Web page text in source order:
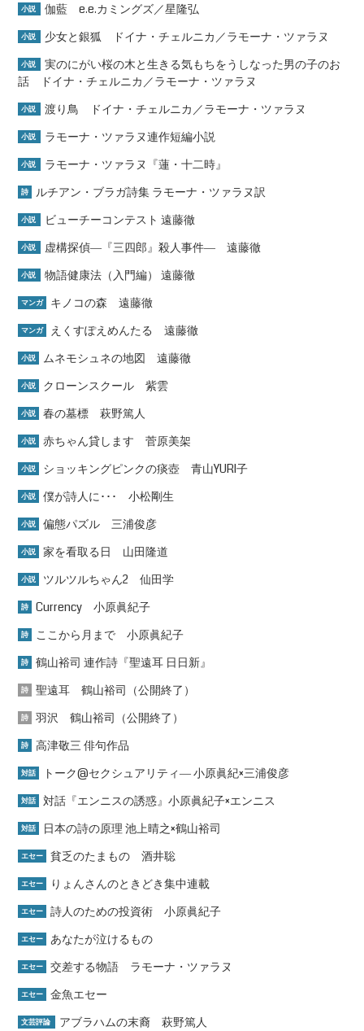
小説 伽藍 e.e.カミングズ／星隆弘
小説 少女と銀狐 ドイナ・チェルニカ／ラモーナ・ツァラヌ
小説
実のにがい桜の木と生きる気もちをうしなった男の子のお
話 ドイナ・チェルニカ／ラモーナ・ツァラヌ
小説 渡り鳥 ドイナ・チェルニカ／ラモーナ・ツァラヌ
小説 ラモーナ・ツァラヌ連作短編小説
小説 ラモーナ・ツァラヌ『蓮・十二時』
詩 ルチアン・ブラガ詩集 ラモーナ・ツァラヌ訳
小説 ビューチーコンテスト 遠藤徹
小説 虚構探偵―『三四郎』殺人事件― 遠藤徹
小説 物語健康法（入門編） 遠藤徹
マンガ キノコの森 遠藤徹
マンガ えくすぽえめんたる 遠藤徹
小説 ムネモシュネの地図 遠藤徹
小説 クローンスクール 紫雲
小説 春の墓標 萩野篤人
小説 赤ちゃん貸します 菅原美架
小説 ショッキングピンクの痰壺 青山YURI子
小説 僕が詩人に･･･ 小松剛生
小説 偏態パズル 三浦俊彦
小説 家を看取る日 山田隆道
小説 ツルツルちゃん2 仙田学
詩 Currency 小原眞紀子
詩 ここから月まで 小原眞紀子
詩 鶴山裕司 連作詩『聖遠耳 日日新』
詩 聖遠耳 鶴山裕司（公開終了）
詩 羽沢 鶴山裕司（公開終了）
詩 高津敬三 俳句作品
対話 トーク@セクシュアリティ― 小原眞紀×三浦俊彦
対話 対話『エンニスの誘惑』小原眞紀子×エンニス
対話 日本の詩の原理 池上晴之×鶴山裕司
エセー 貧乏のたまもの 酒井聡
エセー りょんさんのときどき集中連載
エセー 詩人のための投資術 小原眞紀子
エセー あなたが泣けるもの
エセー 交差する物語 ラモーナ・ツァラヌ
エセー 金魚エセー
文芸評論 アブラハムの末裔 萩野篤人